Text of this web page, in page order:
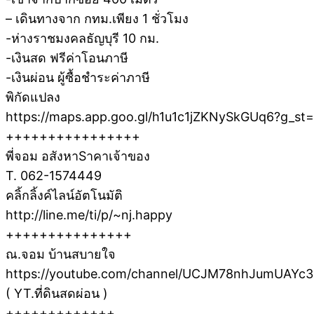
– เดินทางจาก กทม.เพียง 1 ชั่วโมง
-ห่างราชมงคลธัญบุรี 10 กม.
-เงินสด ฟรีค่าโอนภาษี
-เงินผ่อน ผู้ซื้อชำระค่าภาษี
พิกัดแปลง
https://maps.app.goo.gl/
++++++++++++++++
พี่จอม อสังหาSาคาเจ้าของ
T. 062-1574449
คลิ้กลิ้งค์ไลน์อัตโนมัติ
http://line.me/ti/p/~nj.happy
+++++++++++++++
ณ.จอม บ้านสบายใจ
https://youtube.com/channel/
( YT.ที่ดินสดผ่อน )